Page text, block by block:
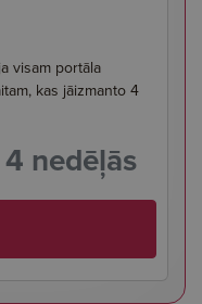
visam portāla
kas jāizmanto 4
nedēļās